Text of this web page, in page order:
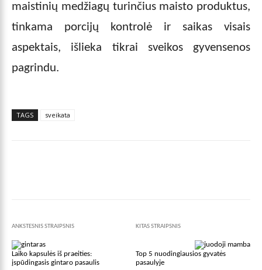
maistinių medžiagų turinčius maisto produktus,
tinkama porcijų kontrolė ir saikas visais
aspektais, išlieka tikrai sveikos gyvensenos
pagrindu.
TAGS sveikata
ANKSTESNIS STRAIPSNIS
Laiko kapsulės iš praeities:
įspūdingasis gintaro pasaulis
KITAS STRAIPSNIS
Top 5 nuodingiausios gyvatės
pasaulyje